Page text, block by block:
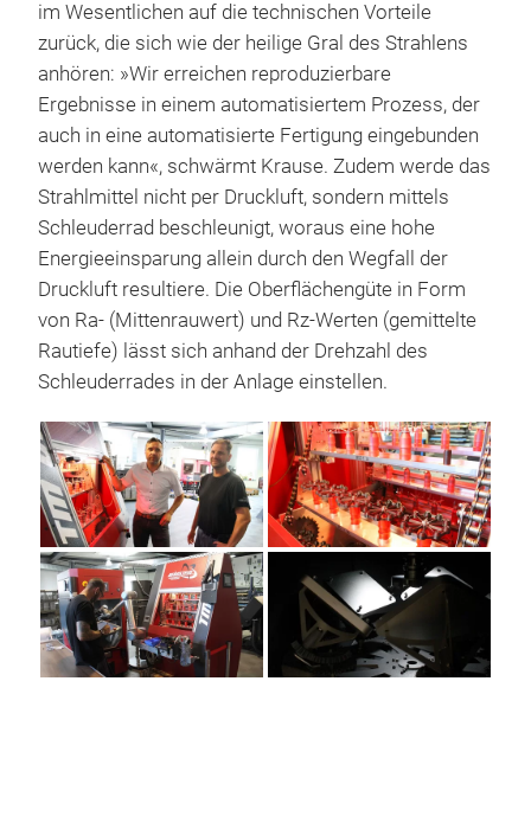
im Wesentlichen auf die technischen Vorteile
zurück, die sich wie der heilige Gral des Strahlens
anhören: »Wir erreichen reproduzierbare
Ergebnisse in einem automatisiertem Prozess, der
auch in eine automatisierte Fertigung eingebunden
werden kann«, schwärmt Krause. Zudem werde das
Strahlmittel nicht per Druckluft, sondern mittels
Schleuderrad beschleunigt, woraus eine hohe
Energieeinsparung allein durch den Wegfall der
Druckluft resultiere. Die Oberflächengüte in Form
von Ra- (Mittenrauwert) und Rz-Werten (gemittelte
Rautiefe) lässt sich anhand der Drehzahl des
Schleuderrades in der Anlage einstellen.